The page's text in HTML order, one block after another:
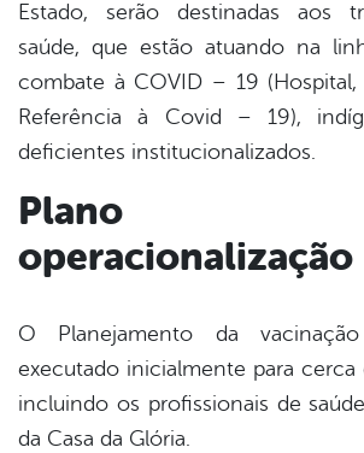
Estado, serão destinadas aos
saúde, que estão atuando na
combate à COVID – 19 (Hospital,
Referência à Covid – 19),
deficientes institucionalizados.
Plano
operacionalização
O Planejamento da
executado inicialmente para cerca
incluindo os profissionais de
da Casa da Glória.